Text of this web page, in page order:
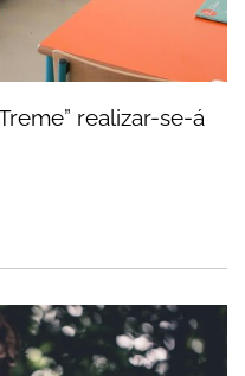
realizar-se-á
até 19 de agosto